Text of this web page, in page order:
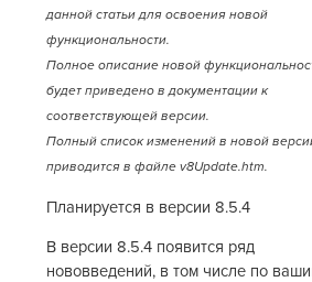
данной статьи для освоения новой
функциональности.
Полное описание новой
будет приведено в документации к
соответствующей версии.
Полный список изменений в новой
приводится в файле v8Update.htm.
Планируется в версии 8.5.4
В версии 8.5.4 появится ряд
нововведений, в том числе по